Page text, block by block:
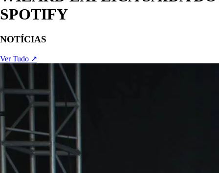
SPOTIFY
NOTÍCIAS
Ver Tudo ↗